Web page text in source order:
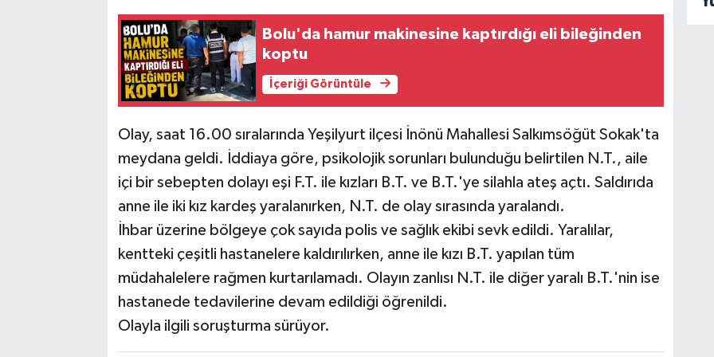
Bolu'da hamur makinesine kaptırdığı eli bileğinden
koptu
İçeriği Görüntüle
Olay, saat 16.00 sıralarında Yeşilyurt ilçesi İnönü Mahallesi Salkımsöğüt Sokak'ta
meydana geldi. İddiaya göre, psikolojik sorunları bulunduğu belirtilen N.T., aile
içi bir sebepten dolayı eşi F.T. ile kızları B.T. ve B.T.'ye silahla ateş açtı. Saldırıda
anne ile iki kız kardeş yaralanırken, N.T. de olay sırasında yaralandı.
İhbar üzerine bölgeye çok sayıda polis ve sağlık ekibi sevk edildi. Yaralılar,
kentteki çeşitli hastanelere kaldırılırken, anne ile kızı B.T. yapılan tüm
müdahalelere rağmen kurtarılamadı. Olayın zanlısı N.T. ile diğer yaralı B.T.'nin ise
hastanede tedavilerine devam edildiği öğrenildi.
Olayla ilgili soruşturma sürüyor.